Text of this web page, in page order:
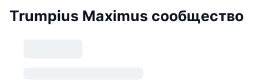
Trumpius Maximus сообщество